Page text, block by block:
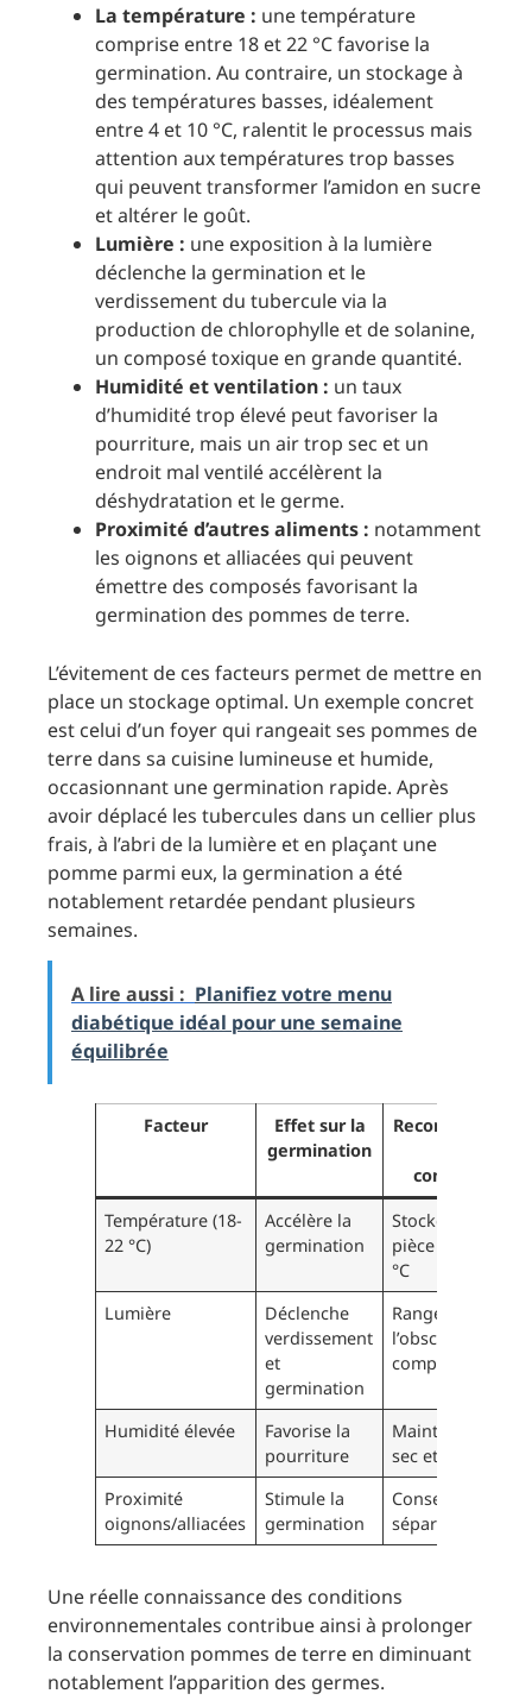
La température : une température
comprise entre 18 et 22 °C favorise la
germination. Au contraire, un stockage à
des températures basses, idéalement
entre 4 et 10 °C, ralentit le processus mais
attention aux températures trop basses
qui peuvent transformer l’amidon en sucre
et altérer le goût.
Lumière : une exposition à la lumière
déclenche la germination et le
verdissement du tubercule via la
production de chlorophylle et de solanine,
un composé toxique en grande quantité.
Humidité et ventilation : un taux
d’humidité trop élevé peut favoriser la
pourriture, mais un air trop sec et un
endroit mal ventilé accélèrent la
déshydratation et le germe.
Proximité d’autres aliments : notamment
les oignons et alliacées qui peuvent
émettre des composés favorisant la
germination des pommes de terre.
L’évitement de ces facteurs permet de mettre en
place un stockage optimal. Un exemple concret
est celui d’un foyer qui rangeait ses pommes de
terre dans sa cuisine lumineuse et humide,
occasionnant une germination rapide. Après
avoir déplacé les tubercules dans un cellier plus
frais, à l’abri de la lumière et en plaçant une
pomme parmi eux, la germination a été
notablement retardée pendant plusieurs
semaines.
A lire aussi : Planifiez votre menu
diabétique idéal pour une semaine
équilibrée
Facteur
Effet sur la
germination
conservation
Température (18-
22 °C)
Accélère la
germination
Stocker dans une
pièce entre 4 et
°C
Lumière
Déclenche
verdissement
et
germination
Ranger dans
l’obscurité
complète
Humidité élevée
Favorise la
pourriture
Maintenir un lieu
sec et aéré
Proximité
oignons/alliacées
Stimule la
germination
Conserver
séparément
Une réelle connaissance des conditions
environnementales contribue ainsi à prolonger
la conservation pommes de terre en diminuant
notablement l’apparition des germes.